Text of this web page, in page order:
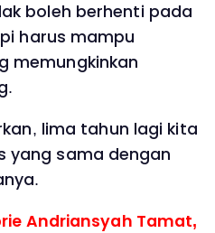
boleh berhenti pada
harus mampu
memungkinkan
lima tahun lagi kita
yang sama dengan
Andriansyah Tamat,